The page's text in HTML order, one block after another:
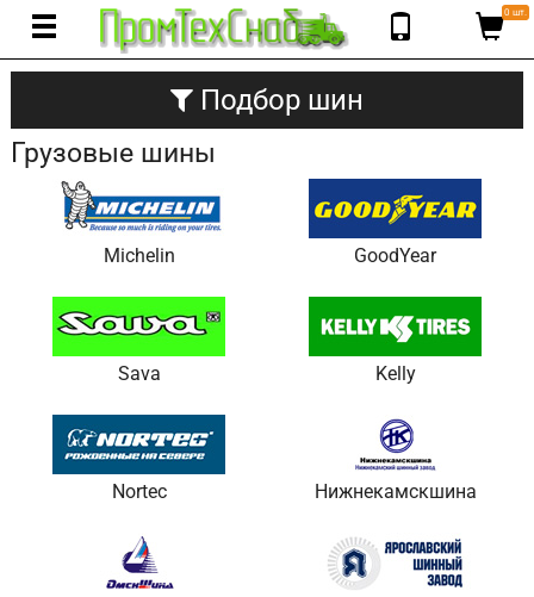
0 шт.
Подбор шин
Грузовые шины
Michelin GoodYear
Sava Kelly
Nortec Нижнекамскшина